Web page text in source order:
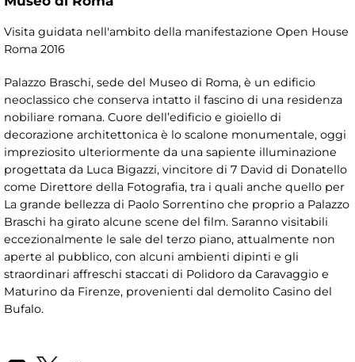
Visita guidata nell'ambito della manifestazione Open House
Roma 2016
Palazzo Braschi, sede del Museo di Roma, è un edificio
neoclassico che conserva intatto il fascino di una residenza
nobiliare romana. Cuore dell’edificio e gioiello di
decorazione architettonica è lo scalone monumentale, oggi
impreziosito ulteriormente da una sapiente illuminazione
progettata da Luca Bigazzi, vincitore di 7 David di Donatello
come Direttore della Fotografia, tra i quali anche quello per
La grande bellezza di Paolo Sorrentino che proprio a Palazzo
Braschi ha girato alcune scene del film. Saranno visitabili
eccezionalmente le sale del terzo piano, attualmente non
aperte al pubblico, con alcuni ambienti dipinti e gli
straordinari affreschi staccati di Polidoro da Caravaggio e
Maturino da Firenze, provenienti dal demolito Casino del
Bufalo.